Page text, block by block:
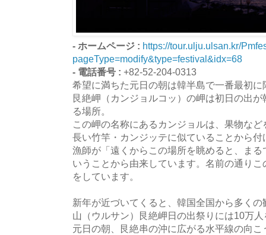
- ホームページ : https://tour.ulju.ulsan.kr/
pageType=modify&type=festival&idx=68
- 電話番号 : +82-52-204-0313
希望に満ちた元日の朝は韓半島で一番最初
艮絶岬（カンジョルコッ）の岬は初日の出
る場所。
この岬の名称にあるカンジョルは、果物な
長い竹竿・カンジッテに似ていることから
漁師が「遠くからこの場所を眺めると、ま
いうことから由来しています。名前の通り
をしています。
新年が近づいてくると、韓国全国から多く
山（ウルサン）艮絶岬日の出祭りには10万
元日の朝、艮絶串の沖に広がる水平線の向